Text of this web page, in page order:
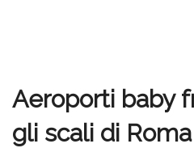
Aeroporti baby
gli scali di